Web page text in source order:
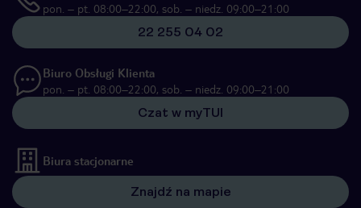
pon. – pt. 08:00–22:00, sob. – niedz. 09:00–21:00
22 255 04 02
Biuro Obsługi Klienta
pon. – pt. 08:00–22:00, sob. – niedz. 09:00–21:00
Czat w myTUI
Biura stacjonarne
Znajdź na mapie